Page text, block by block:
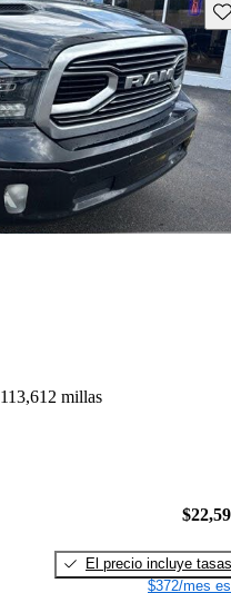
113,612 millas
El precio incluye tasas
$372/mes